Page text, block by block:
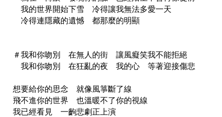
我的世界開始下雪 冷得讓我無法多愛一天
冷得連隱藏的遺憾 都那麼的明顯
＃我和你吻別 在無人的街 讓風癡笑我不能拒絕
我和你吻別 在狂亂的夜 我的心 等著迎接傷悲
想要給你的思念 就像風箏斷了線
飛不進你的世界 也溫暖不了你的視線
我已經看見 一齣悲劇正上演